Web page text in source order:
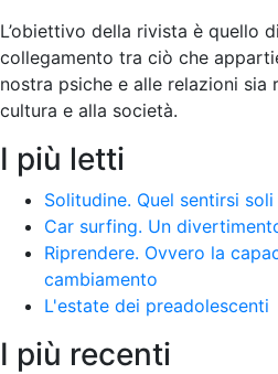
L’obiettivo della rivista è quello
collegamento tra ciò che
nostra psiche e alle relazioni sia
cultura e alla società.
I più letti
Solitudine. Quel sentirsi
Car surfing. Un
Riprendere. Ovvero la
cambiamento
L'estate dei preadolescenti
I più recenti